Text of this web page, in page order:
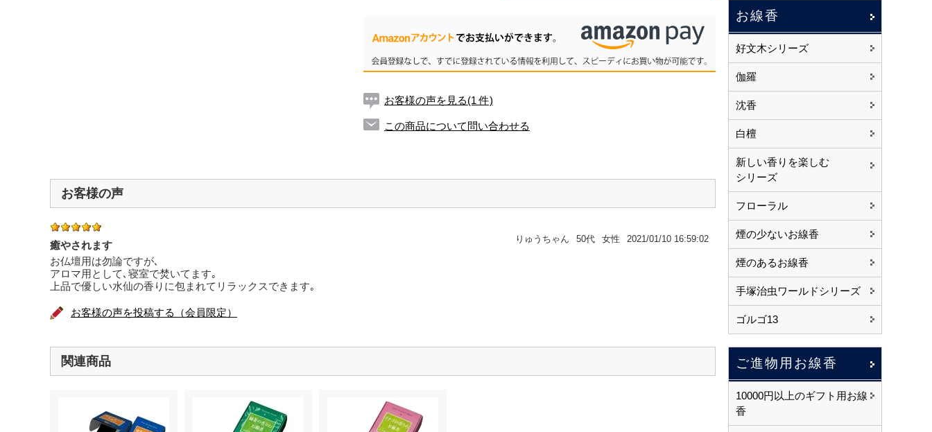
お客様の声を見る(1 件)
この商品について問い合わせる
お客様の声
りゅうちゃん 50代 女性 2021/01/10 16:59:02
癒やされます
お仏壇用は勿論ですが､
アロマ用として､寝室で焚いてます｡
上品で優しい水仙の香りに包まれてリラックスできます｡
お客様の声を投稿する（会員限定）
関連商品
お線香
好文木シリーズ
伽羅
沈香
白檀
新しい香りを楽しむ
シリーズ
フローラル
煙の少ないお線香
煙のあるお線香
手塚治虫ワールドシリーズ
ゴルゴ13
ご進物用お線香
10000円以上のギフト用お線
香